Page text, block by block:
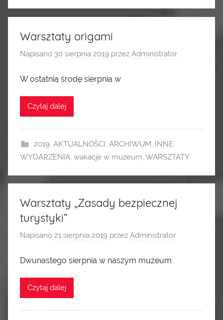
Warsztaty origami
Napisano 30 sierpnia 2019 przez Administrator
W ostatnią środę sierpnia w
Czytaj dalej
2019 AKTUALNOŚCI ARCHIWUM INNE
WYDARZENIA wakacje w muzeum WARSZTATY
Warsztaty „Zasady bezpiecznej
turystyki”
Napisano 21 sierpnia 2019 przez Administrator
Dwunastego sierpnia w naszym muzeum
Czytaj dalej